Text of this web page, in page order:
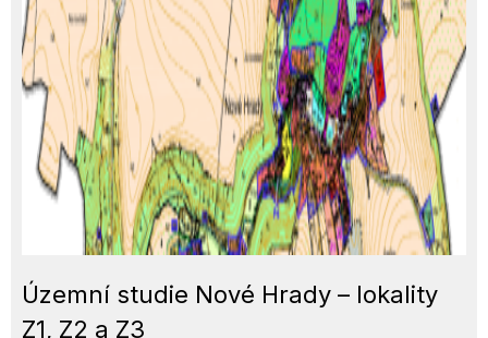
Územní studie Nové Hrady – lokality
Z1, Z2 a Z3